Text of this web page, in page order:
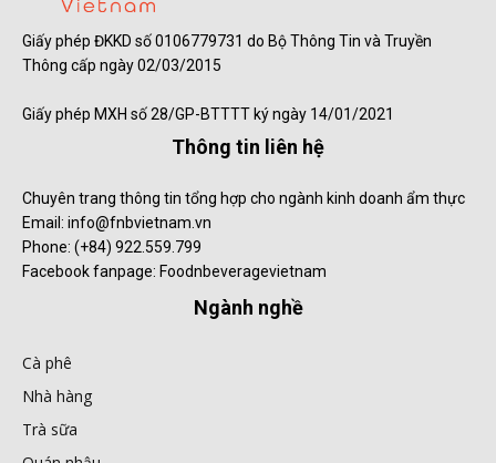
Giấy phép ĐKKD số 0106779731 do Bộ Thông Tin và Truyền
Thông cấp ngày 02/03/2015
Giấy phép MXH số 28/GP-BTTTT ký ngày 14/01/2021
Thông tin liên hệ
Chuyên trang thông tin tổng hợp cho ngành kinh doanh ẩm thực
Email: info@fnbvietnam.vn
Phone: (+84) 922.559.799
Facebook fanpage: Foodnbeveragevietnam
Ngành nghề
Cà phê
Nhà hàng
Trà sữa